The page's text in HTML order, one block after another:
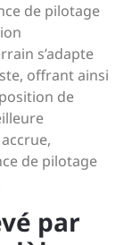
de pilotage
s’adapte
offrant ainsi
de
de pilotage
par